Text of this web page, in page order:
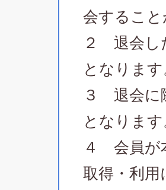
会するこ
２ 退会し
となりま
３ 退会に
となりま
４ 会員が
取得・利用